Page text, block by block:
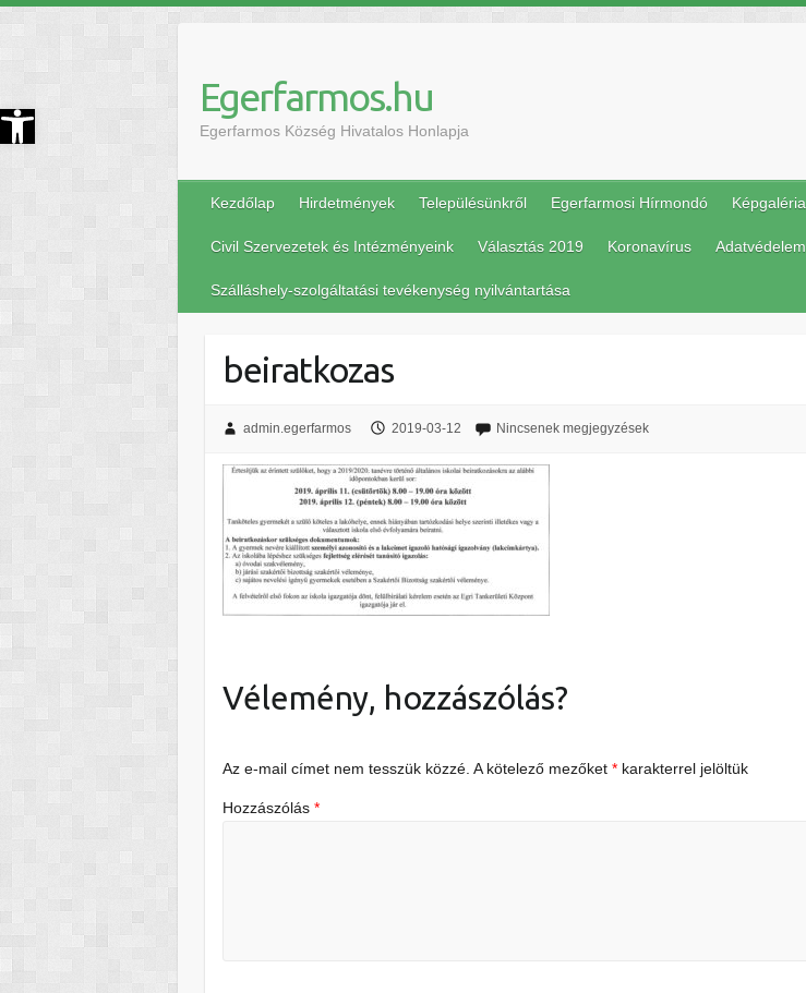
Eszköztár megnyitása Egerfarmos.hu
Egerfarmos Község Hivatalos Honlapja
Kezdőlap Hirdetmények Településünkről Egerfarmosi Hírmondó Képgaléria
Civil Szervezetek és Intézményeink Választás 2019 Koronavírus Adatvédelem
Szálláshely-szolgáltatási tevékenység nyilvántartása
beiratkozas
admin.egerfarmos 2019-03-12 Nincsenek megjegyzések
Vélemény, hozzászólás?
Az e-mail címet nem tesszük közzé. A kötelező mezőket* karakterrel jelöltük
Hozzászólás*